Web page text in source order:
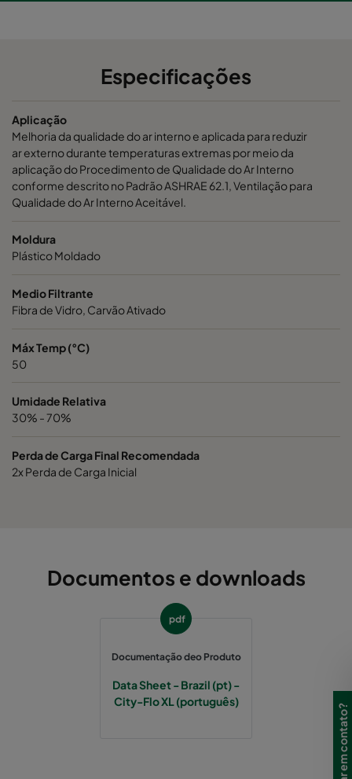
Especificações
Aplicação
Melhoria da qualidade do ar interno e aplicada para reduzir
ar externo durante temperaturas extremas por meio da
aplicação do Procedimento de Qualidade do Ar Interno
conforme descrito no Padrão ASHRAE 62.1, Ventilação para
Qualidade do Ar Interno Aceitável.
Moldura
Plástico Moldado
Medio Filtrante
Fibra de Vidro, Carvão Ativado
Máx Temp (°C)
50
Umidade Relativa
30% - 70%
Perda de Carga Final Recomendada
2x Perda de Carga Inicial
Documentos e downloads
pdf
Documentação deo Produto
Data Sheet - Brazil (pt) -
City-Flo XL (português)